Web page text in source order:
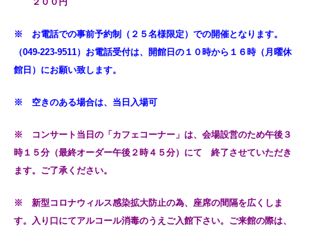
※
お電話での事前予約制（２５名様限定）での開催となります。
（049-223-9511） お電話受付は、開館日の１０時から １６ 時（月曜休
館日）にお願い致します。
※ 空きのある場合は、当日入場可
※ コンサート当日の「カフェコーナー」は、会場設営のため午後３
時１５分（最終オーダー午後２時４５分）にて 終了させていただき
ます。ご了承ください。
※ 新型コロナウィルス感染拡大防止の為、座席の間隔を広くしま
す。入り口にてアルコール消毒のうえご入館下さい。ご来館の際は、